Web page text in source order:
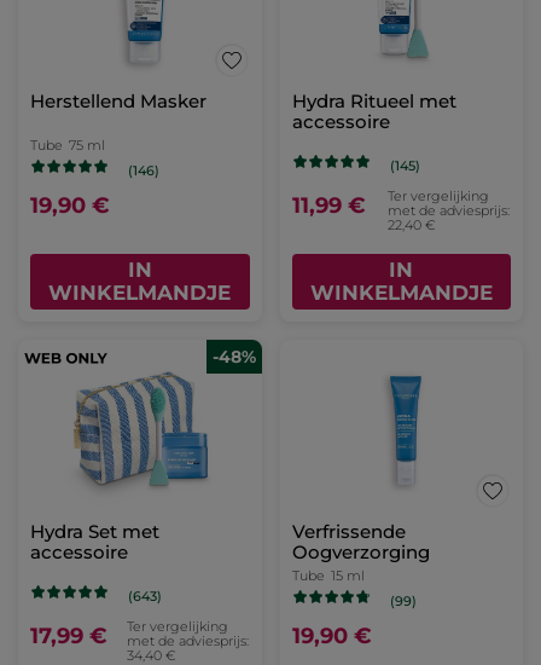
Herstellend Masker
Tube 75 ml
(146)
19,90 €
IN
WINKELMANDJE
Hydra Ritueel met
accessoire
(145)
11,99 €
Ter vergelijking
met de adviesprijs:
22,40 €
IN
WINKELMANDJE
-48%
Hydra Set met
accessoire
(643)
17,99 €
Ter vergelijking
met de adviesprijs:
34,40 €
Verfrissende
Oogverzorging
Tube 15 ml
(99)
19,90 €